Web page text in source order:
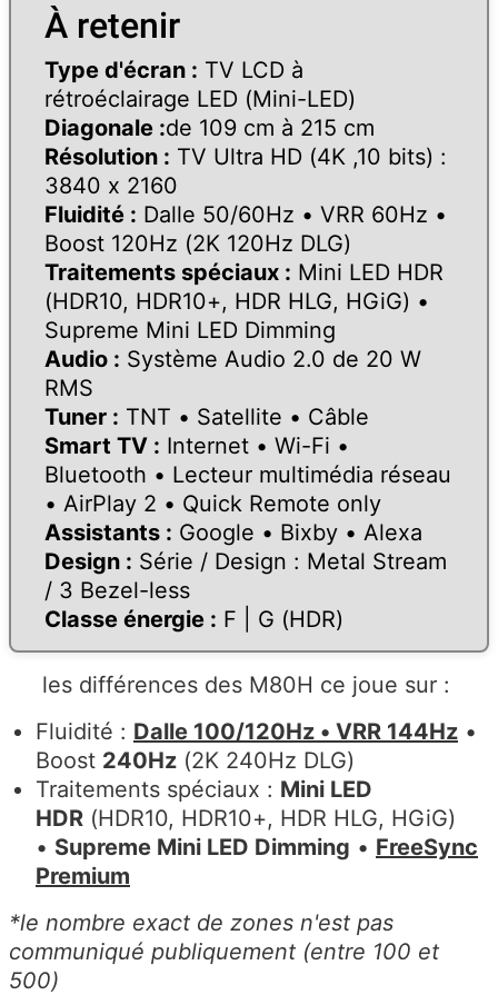
À retenir
Type d'écran : TV LCD à
rétroéclairage LED (Mini-LED)
Diagonale :de 109 cm à 215 cm
Résolution : TV Ultra HD (4K ,10 bits) :
3840 x 2160
Fluidité : Dalle 50/60Hz • VRR 60Hz •
Boost 120Hz (2K 120Hz DLG)
Traitements spéciaux : Mini LED HDR
(HDR10, HDR10+, HDR HLG, HGiG) •
Supreme Mini LED Dimming
Audio : Système Audio 2.0 de 20 W
RMS
Tuner : TNT • Satellite • Câble
Smart TV : Internet • Wi-Fi •
Bluetooth • Lecteur multimédia réseau
• AirPlay 2 • Quick Remote only
Assistants : Google • Bixby • Alexa
Design : Série / Design : Metal Stream
/ 3 Bezel-less
Classe énergie : F G (HDR)
les différences des M80H ce joue sur :
Fluidité : Dalle 100/120Hz • VRR 144Hz •
Boost 240Hz (2K 240Hz DLG)
Traitements spéciaux : Mini LED
HDR (HDR10, HDR10+, HDR HLG, HGiG)
• Supreme Mini LED Dimming • FreeSync
Premium
*le nombre exact de zones n'est pas
communiqué publiquement (entre 100 et
500)